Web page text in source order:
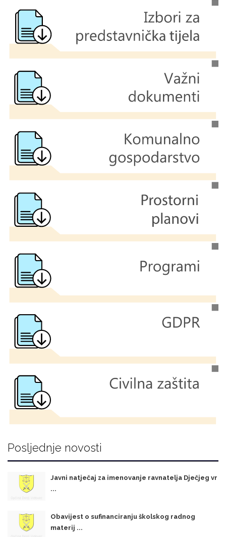
Posljednje novosti
Javni natječaj za imenovanje ravnatelja Dječjeg vr
...
Obavijest o sufinanciranju školskog radnog
materij ...